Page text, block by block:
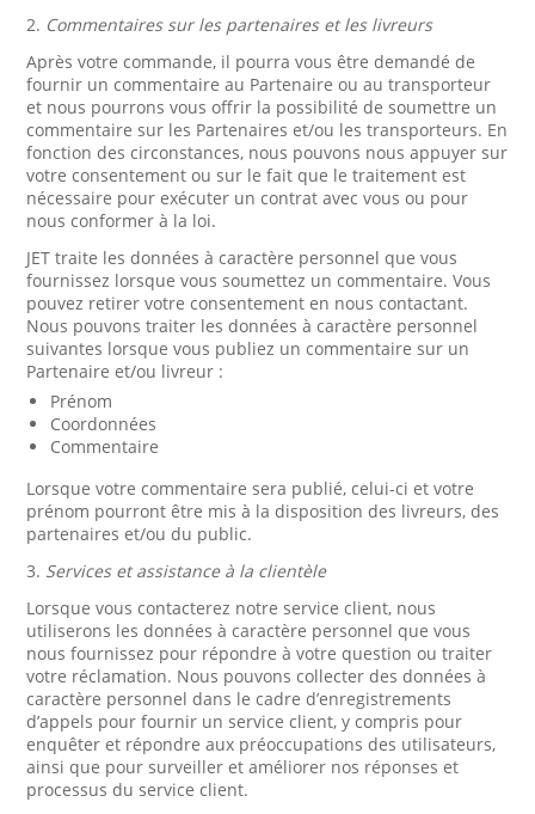
2. Commentaires sur les partenaires et les livreurs
Après votre commande, il pourra vous être demandé de
fournir un commentaire au Partenaire ou au transporteur
et nous pourrons vous offrir la possibilité de soumettre un
commentaire sur les Partenaires et/ou les transporteurs. En
fonction des circonstances, nous pouvons nous appuyer sur
votre consentement ou sur le fait que le traitement est
nécessaire pour exécuter un contrat avec vous ou pour
nous conformer à la loi.
JET traite les données à caractère personnel que vous
fournissez lorsque vous soumettez un commentaire. Vous
pouvez retirer votre consentement en nous contactant.
Nous pouvons traiter les données à caractère personnel
suivantes lorsque vous publiez un commentaire sur un
Partenaire et/ou livreur :
Prénom
Coordonnées
Commentaire
Lorsque votre commentaire sera publié, celui-ci et votre
prénom pourront être mis à la disposition des livreurs, des
partenaires et/ou du public.
3. Services et assistance à la clientèle
Lorsque vous contacterez notre service client, nous
utiliserons les données à caractère personnel que vous
nous fournissez pour répondre à votre question ou traiter
votre réclamation. Nous pouvons collecter des données à
caractère personnel dans le cadre d’enregistrements
d’appels pour fournir un service client, y compris pour
enquêter et répondre aux préoccupations des utilisateurs,
ainsi que pour surveiller et améliorer nos réponses et
processus du service client.